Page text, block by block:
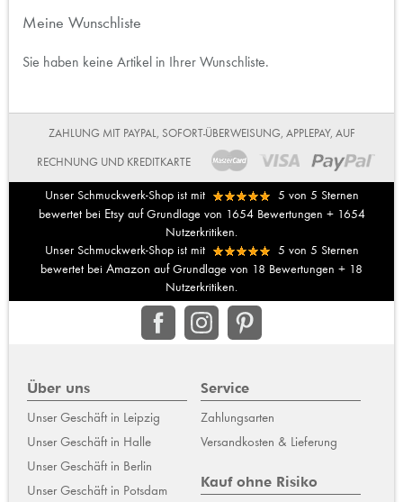
Meine Wunschliste
Sie haben keine Artikel in Ihrer Wunschliste.
ZAHLUNG MIT PAYPAL, SOFORT-ÜBERWEISUNG, APPLEPAY, AUF
RECHNUNG UND KREDITKARTE
Unser Schmuckwerk-Shop ist mit 5 von 5 Sternen
bewertet bei Etsyauf Grundlage von 1654Bewertungen + 1654
Nutzerkritiken.
Unser Schmuckwerk-Shop ist mit
5 von 5 Sternen
bewertet bei Amazon auf Grundlage von 18 Bewertungen + 18
Nutzerkritiken.
Über uns
Unser Geschäft in Leipzig
Unser Geschäft in Halle
Unser Geschäft in Berlin
Unser Geschäft in Potsdam
Service
Zahlungsarten
Versandkosten & Lieferung
Kauf ohne Risiko